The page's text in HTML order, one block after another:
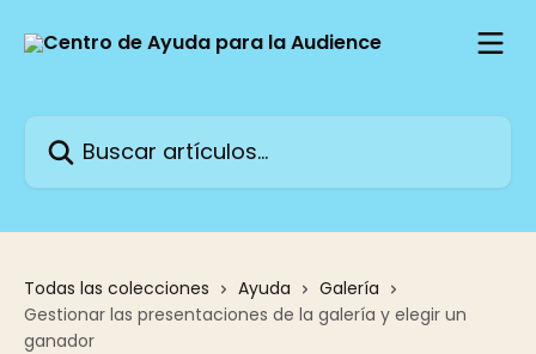
Buscar artículos...
Todas las colecciones Ayuda
Galería
Gestionar las presentaciones de la galería y elegir un
ganador